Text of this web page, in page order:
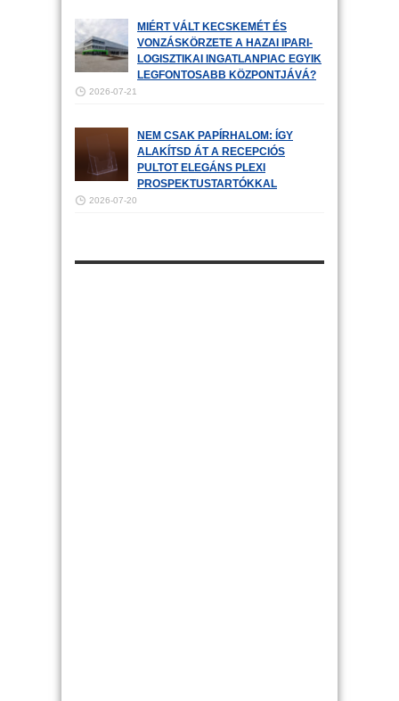
MIÉRT VÁLT KECSKEMÉT ÉS
VONZÁSKÖRZETE A HAZAI IPARI-
LOGISZTIKAI INGATLANPIAC EGYIK
LEGFONTOSABB KÖZPONTJÁVÁ?
2026-07-21
NEM CSAK PAPÍRHALOM: ÍGY
ALAKÍTSD ÁT A RECEPCIÓS
PULTOT ELEGÁNS PLEXI
PROSPEKTUSTARTÓKKAL
2026-07-20